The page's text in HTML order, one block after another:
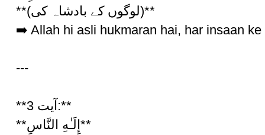
**(لوگوں کے بادشاہ کی)**
➡️ Allah hi asli hukmaran hai, har insaan
---
**آیت 3:**
**إِلَـٰهِ النَّاسِ**